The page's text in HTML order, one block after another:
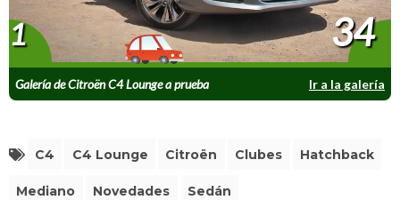
Galería de Citroën C4 Lounge a prueba Ir a la galería
1 34
C4 C4 Lounge Citroën Clubes Hatchback
Mediano Novedades Sedán